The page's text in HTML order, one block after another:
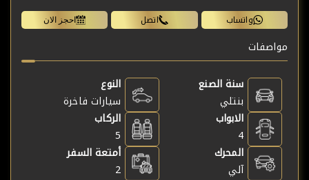
واتساب اتصل احجز الان
مواصفات
سنة الصنع
بنتلي
النوع
سيارات فاخرة
الابواب
4
الركاب
5
المحرك
آلي
أمتعة السفر
2